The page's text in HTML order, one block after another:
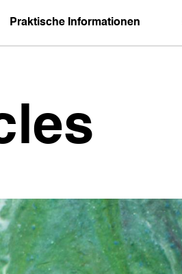
Praktische Informationen